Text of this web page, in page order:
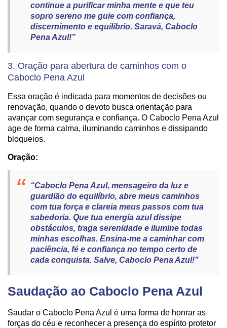
continue a purificar minha mente e que teu
sopro sereno me guie com confiança,
discernimento e equilíbrio. Saravá, Caboclo
Pena Azul!”
3. Oração para abertura de caminhos com o
Caboclo Pena Azul
Essa oração é indicada para momentos de decisões ou
renovação, quando o devoto busca orientação para
avançar com segurança e confiança. O Caboclo Pena Azul
age de forma calma, iluminando caminhos e dissipando
bloqueios.
Oração:
“Caboclo Pena Azul, mensageiro da luz e
guardião do equilíbrio, abre meus caminhos
com tua força e clareia meus passos com tua
sabedoria. Que tua energia azul dissipe
obstáculos, traga serenidade e ilumine todas
minhas escolhas. Ensina-me a caminhar com
paciência, fé e confiança no tempo certo de
cada conquista. Salve, Caboclo Pena Azul!”
Saudação ao Caboclo Pena Azul
Saudar o Caboclo Pena Azul é uma forma de honrar as
forças do céu e reconhecer a presença do espírito protetor